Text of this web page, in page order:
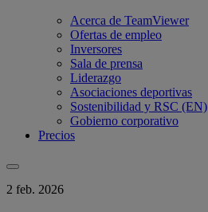
Acerca de TeamViewer
Ofertas de empleo
Inversores
Sala de prensa
Liderazgo
Asociaciones deportivas
Sostenibilidad y RSC (EN)
Gobierno corporativo
Precios
2 feb. 2026